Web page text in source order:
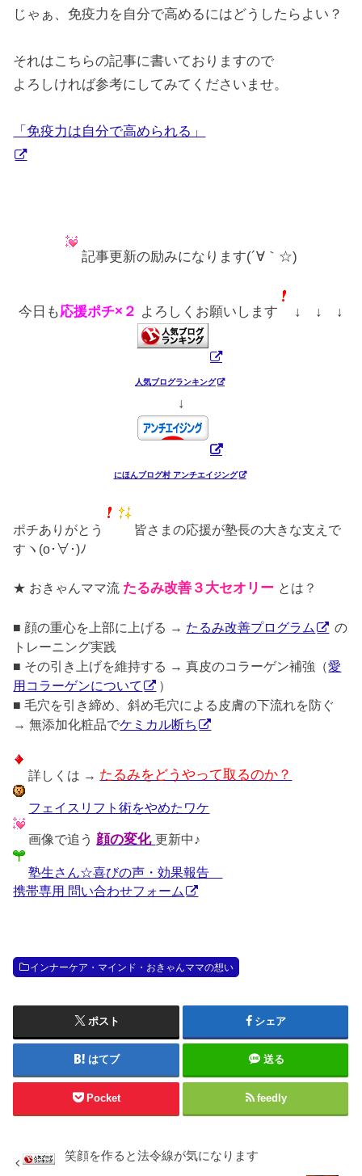
じゃぁ、免疫力を自分で高めるにはどうしたらよい？
それはこちらの記事に書いておりますので
よろしければ参考にしてみてくださいませ。
「免疫力は自分で高められる」
記事更新の励みになります(´∀｀☆)
今日も応援ポチ×２ よろしくお願いします ↓ ↓ ↓
人気ブログランキング
↓
にほんブログ村 アンチエイジング
ポチありがとう
皆さまの応援が塾長の大きな支えで
すヽ(o･∀･)ﾉ
★ おきゃんママ流 たるみ改善３大セオリー とは？
■ 顔の重心を上部に上げる → たるみ改善プログラム
の
トレーニング実践
■ その引き上げを維持する → 真皮のコラーゲン補強（愛
用コラーゲンについて
）
■ 毛穴を引き締め、斜め毛穴による皮膚の下流れを防ぐ
→ 無添加化粧品でケミカル断ち
詳しくは → たるみをどうやって取るのか？
フェイスリフト術をやめたワケ
画像で追う 顔の変化更新中♪
塾生さん☆喜びの声・効果報告
携帯専用 問い合わせフォーム
インナーケア・マインド・おきゃんママの想い
ポスト シェア
はてブ 送る
Pocket feedly
笑顔を作ると法令線が気になります